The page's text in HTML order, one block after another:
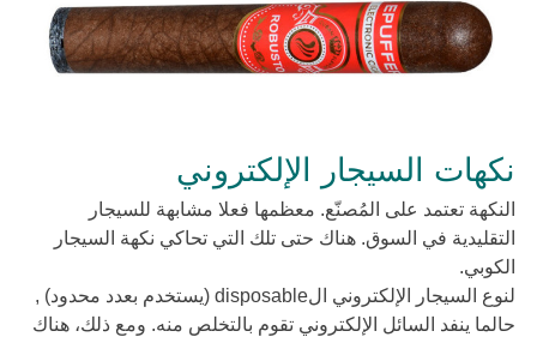
نكهات السيجار الإلكتروني
النكهة تعتمد على المُصنّع. معظمها فعلا مشابهة للسيجار
التقليدية في السوق. هناك حتى تلك التي تحاكي نكهة السيجار
الكوبي.
لنوع السيجار الإلكتروني الdisposable (يستخدم بعدد محدود) ,
حالما ينفد السائل الإلكتروني تقوم بالتخلص منه. ومع ذلك، هناك